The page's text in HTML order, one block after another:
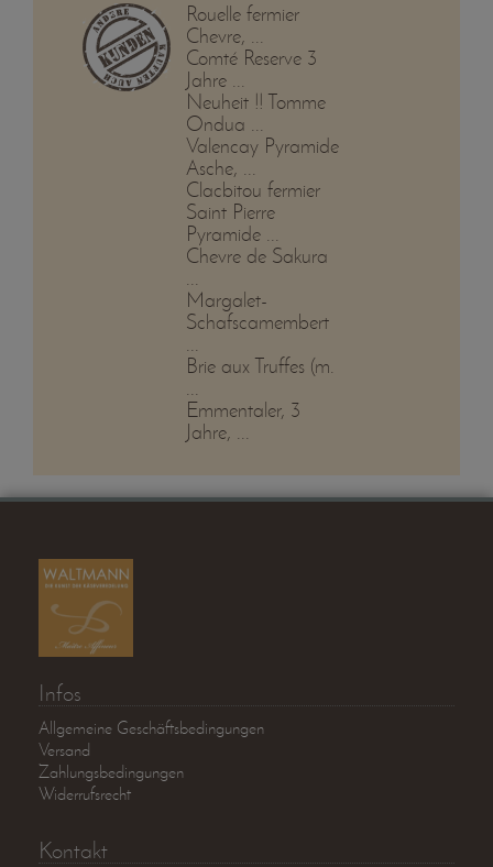
Rouelle fermier
Chevre, ...
Comté Reserve 3
Jahre ...
Neuheit !! Tomme
Ondua ...
Valencay Pyramide
Asche, ...
Clacbitou fermier
Saint Pierre
Pyramide ...
Chevre de Sakura
...
Margalet-
Schafscamembert
...
Brie aux Truffes (m.
...
Emmentaler, 3
Jahre, ...
Infos
Allgemeine Geschäftsbedingungen
Versand
Zahlungsbedingungen
Widerrufsrecht
Kontakt